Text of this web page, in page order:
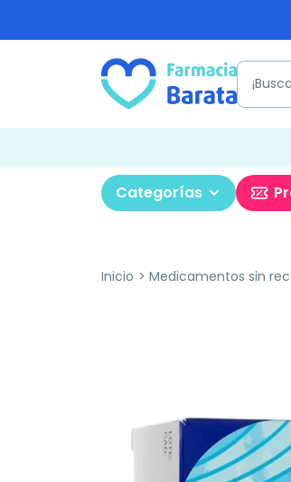
Categorías
Inicio Medicamentos sin